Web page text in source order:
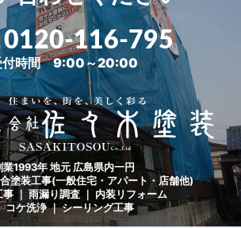
0120-116-795
付時間 9:00～20:00
業1993年 地元 広島県内一円
塗装工事(一般住宅・アパート・店舗他)
事 ｜ 雨漏り調査 ｜ 内装リフォーム
コケ洗浄 ｜ シーリング工事